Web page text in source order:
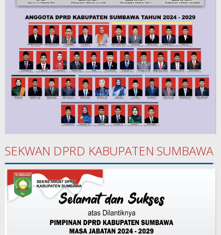
SEKWAN DPRD KABUPATEN SUMBAWA